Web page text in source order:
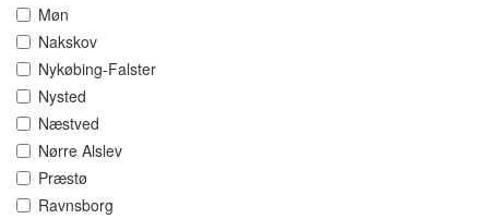
Møn
Nakskov
Nykøbing-Falster
Nysted
Næstved
Nørre Alslev
Præstø
Ravnsborg